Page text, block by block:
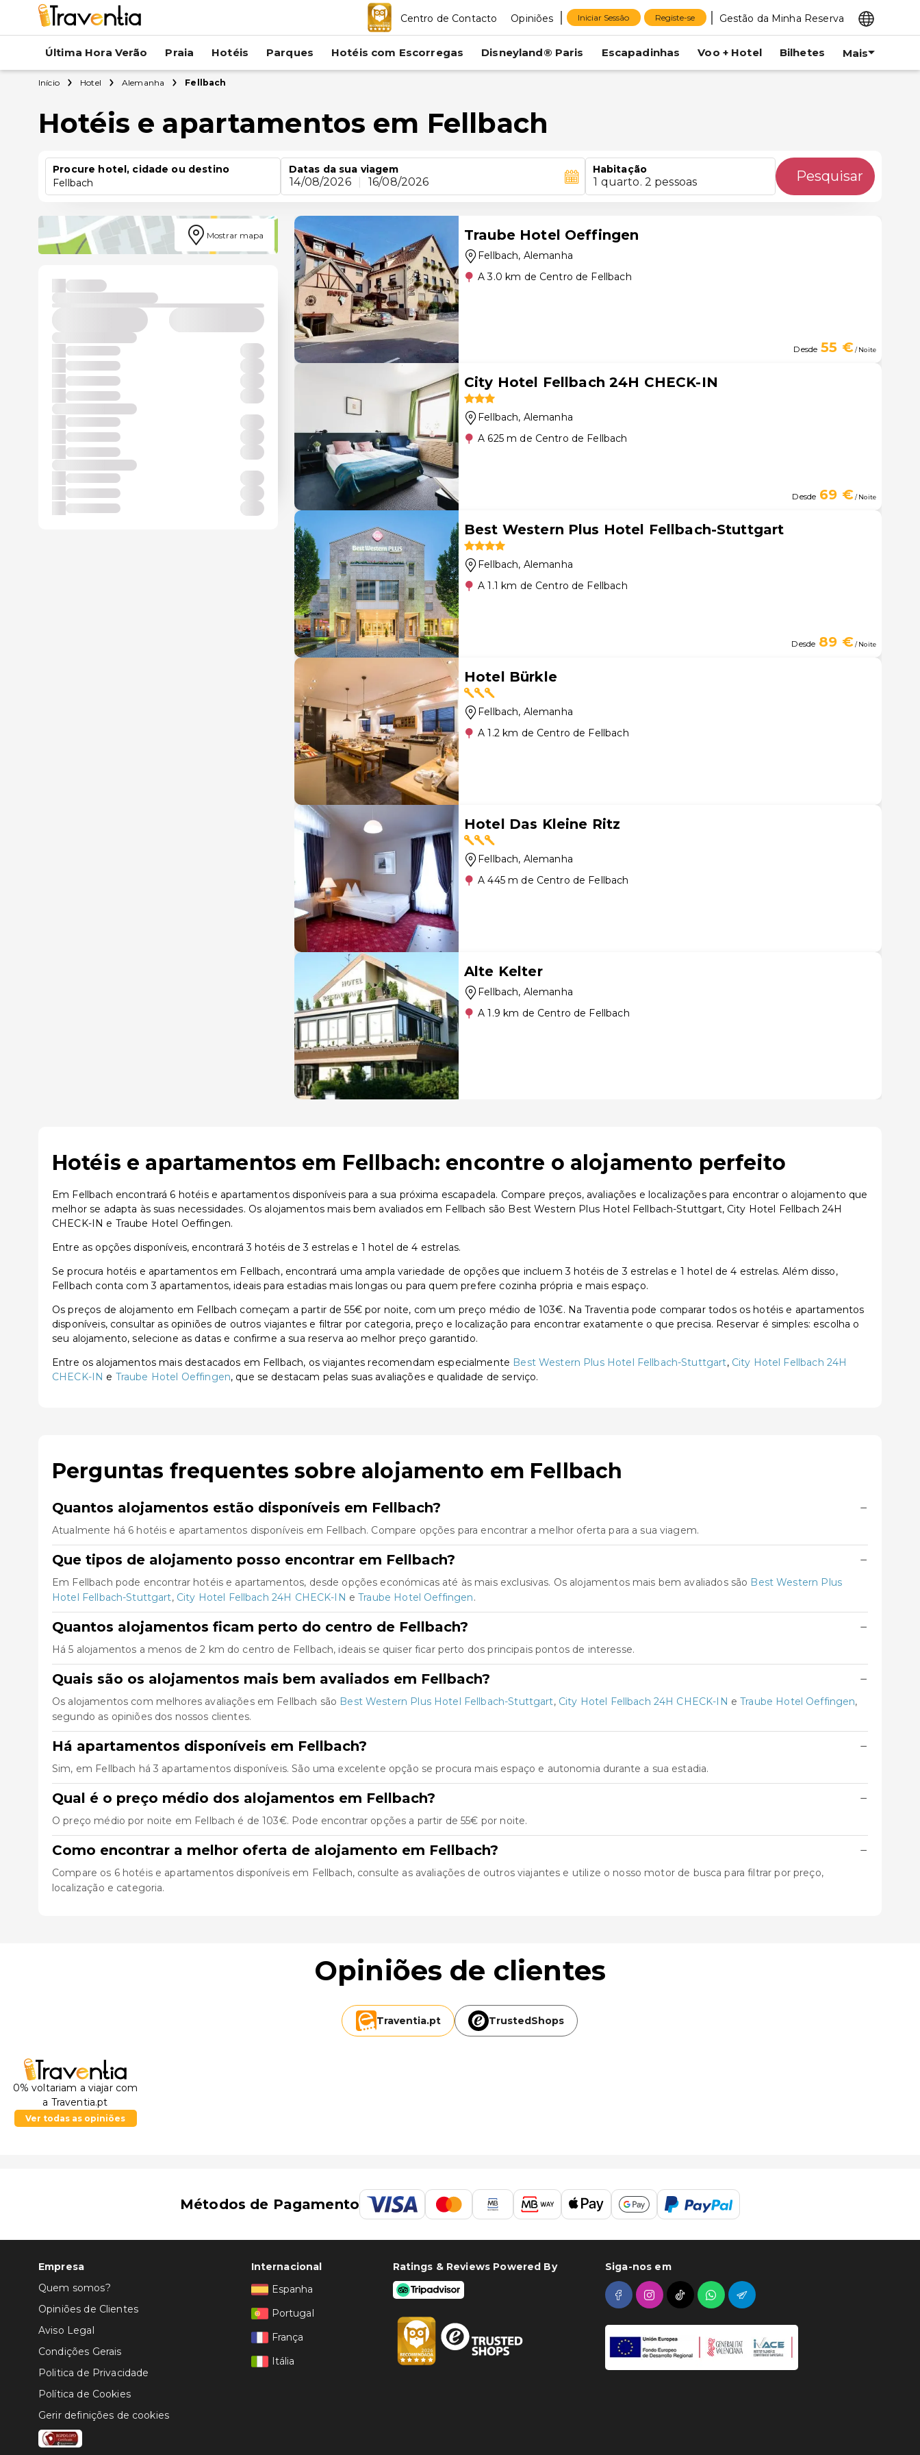
Centro de Contacto Opiniões Iniciar Sessão Registe-se Gestão da Minha Reserva
Última Hora Verão Praia Hotéis Parques Hotéis com Escorregas Disneyland® Paris Escapadinhas Voo + Hotel Bilhetes Mais
Início Hotel Alemanha Fellbach
Hotéis e apartamentos em Fellbach
Procure hotel, cidade ou destino
Fellbach
Datas da sua viagem
14/08/2026 16/08/2026
Habitação
1 quarto. 2 pessoas Pesquisar
Mostrar mapa Traube Hotel Oeffingen
Fellbach, Alemanha
A 3.0 km de Centro de Fellbach
Desde 55 €/ Noite
City Hotel Fellbach 24H CHECK-IN
Fellbach, Alemanha
A 625 m de Centro de Fellbach
Desde 69 €/ Noite
Best Western Plus Hotel Fellbach-Stuttgart
Fellbach, Alemanha
A 1.1 km de Centro de Fellbach
Desde 89 €/ Noite
Hotel Bürkle
Fellbach, Alemanha
A 1.2 km de Centro de Fellbach
Hotel Das Kleine Ritz
Fellbach, Alemanha
A 445 m de Centro de Fellbach
Alte Kelter
Fellbach, Alemanha
A 1.9 km de Centro de Fellbach
Hotéis e apartamentos em Fellbach: encontre o alojamento perfeito
Em Fellbach encontrará 6 hotéis e apartamentos disponíveis para a sua próxima escapadela. Compare preços, avaliações e localizações para encontrar o alojamento que
melhor se adapta às suas necessidades. Os alojamentos mais bem avaliados em Fellbach são Best Western Plus Hotel Fellbach-Stuttgart, City Hotel Fellbach 24H
CHECK-IN e Traube Hotel Oeffingen.
Entre as opções disponíveis, encontrará 3 hotéis de 3 estrelas e 1 hotel de 4 estrelas.
Se procura hotéis e apartamentos em Fellbach, encontrará uma ampla variedade de opções que incluem 3 hotéis de 3 estrelas e 1 hotel de 4 estrelas. Além disso,
Fellbach conta com 3 apartamentos, ideais para estadias mais longas ou para quem prefere cozinha própria e mais espaço.
Os preços de alojamento em Fellbach começam a partir de 55€ por noite, com um preço médio de 103€. Na Traventia pode comparar todos os hotéis e apartamentos
disponíveis, consultar as opiniões de outros viajantes e filtrar por categoria, preço e localização para encontrar exatamente o que precisa. Reservar é simples: escolha o
seu alojamento, selecione as datas e confirme a sua reserva ao melhor preço garantido.
Entre os alojamentos mais destacados em Fellbach, os viajantes recomendam especialmente Best Western Plus Hotel Fellbach-Stuttgart, City Hotel Fellbach 24H
CHECK-IN e Traube Hotel Oeffingen, que se destacam pelas suas avaliações e qualidade de serviço.
Perguntas frequentes sobre alojamento em Fellbach
Quantos alojamentos estão disponíveis em Fellbach? −
Atualmente há 6 hotéis e apartamentos disponíveis em Fellbach. Compare opções para encontrar a melhor oferta para a sua viagem.
Que tipos de alojamento posso encontrar em Fellbach? −
Em Fellbach pode encontrar hotéis e apartamentos, desde opções económicas até às mais exclusivas. Os alojamentos mais bem avaliados são Best Western Plus
Hotel Fellbach-Stuttgart, City Hotel Fellbach 24H CHECK-IN eTraube Hotel Oeffingen.
Quantos alojamentos ficam perto do centro de Fellbach? −
Há 5 alojamentos a menos de 2 km do centro de Fellbach, ideais se quiser ficar perto dos principais pontos de interesse.
Quais são os alojamentos mais bem avaliados em Fellbach? −
Os alojamentos com melhores avaliações em Fellbach são Best Western Plus Hotel Fellbach-Stuttgart, City Hotel Fellbach 24H CHECK-IN eTraube Hotel Oeffingen,
segundo as opiniões dos nossos clientes.
Há apartamentos disponíveis em Fellbach? −
Sim, em Fellbach há 3 apartamentos disponíveis. São uma excelente opção se procura mais espaço e autonomia durante a sua estadia.
Qual é o preço médio dos alojamentos em Fellbach? −
O preço médio por noite em Fellbach é de 103€. Pode encontrar opções a partir de 55€ por noite.
Como encontrar a melhor oferta de alojamento em Fellbach? −
Compare os 6 hotéis e apartamentos disponíveis em Fellbach, consulte as avaliações de outros viajantes e utilize o nosso motor de busca para filtrar por preço,
localização e categoria.
Opiniões de clientes
Traventia.pt TrustedShops
0% voltariam a viajar com
a Traventia.pt
Ver todas as opiniões
Métodos de Pagamento
Empresa
Quem somos?
Opiniões de Clientes
Aviso Legal
Condições Gerais
Politica de Privacidade
Política de Cookies
Gerir definições de cookies
Internacional
Espanha
Portugal
França
Itália
Ratings & Reviews Powered By Siga-nos em